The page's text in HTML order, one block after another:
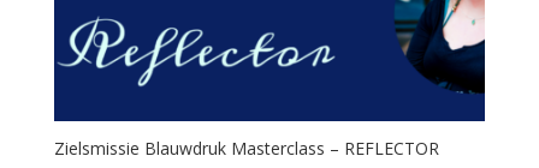
Zielsmissie Blauwdruk Masterclass – REFLECTOR